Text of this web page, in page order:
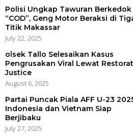
Polisi Ungkap Tawuran Berkedok
“COD”, Geng Motor Beraksi di
Titik Makassar
July 22, 2025
olsek Tallo Selesaikan Kasus
Pengrusakan Viral Lewat
Justice
August 6, 2025
Partai Puncak Piala AFF U-23
Indonesia dan Vietnam Siap
Berjibaku
July 27, 2025